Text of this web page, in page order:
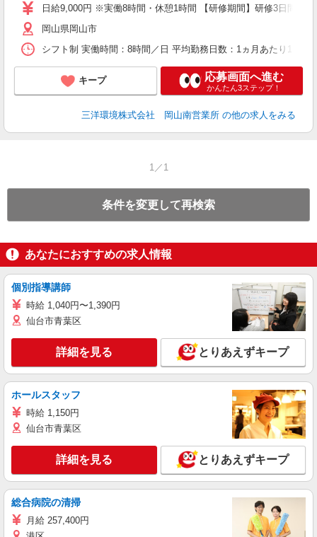
日給9,000円 ※実働8時間・休憩1時間 【研修期間】研修3日間（
岡山県岡山市
シフト制 実働時間：8時間／日 平均勤務日数：1ヵ月あたり12〜
キープ 応募画面へ進む
かんたん3ステップ！
三洋環境株式会社 岡山南営業所 の他の求人をみる
1／1
条件を変更して再検索
あなたにおすすめの求人情報
個別指導講師
時給 1,040円〜1,390円
仙台市青葉区
詳細を見る とりあえずキープ
ホールスタッフ
時給 1,150円
仙台市青葉区
詳細を見る とりあえずキープ
総合病院の清掃
月給 257,400円